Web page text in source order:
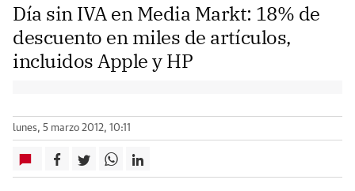
Día sin IVA en Media Markt: 18% de
descuento en miles de artículos,
incluidos Apple y HP
lunes, 5 marzo 2012, 10:11